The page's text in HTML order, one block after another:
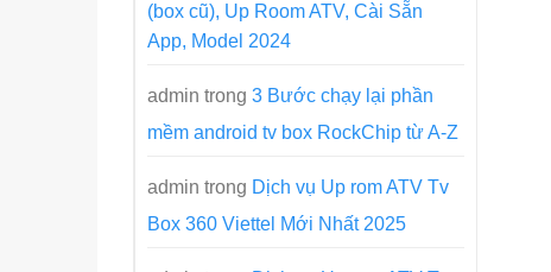
(box cũ), Up Room ATV, Cài Sẵn
App, Model 2024
admin trong 3 Bước chạy lại phần
mềm android tv box RockChip từ A-Z
admin trong Dịch vụ Up rom ATV Tv
Box 360 Viettel Mới Nhất 2025